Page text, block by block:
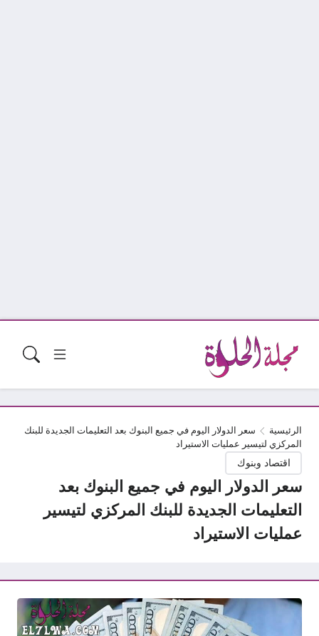
الرئيسية
سعر الدولار اليوم في جميع البنوك بعد التعليمات الجديدة للبنك
المركزي لتيسير عمليات الاستيراد
اقتصاد وبنوك
سعر الدولار اليوم في جميع البنوك بعد
التعليمات الجديدة للبنك المركزي لتيسير
عمليات الاستيراد